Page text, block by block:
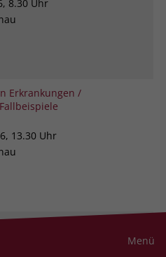
8.30 Uhr
Erkrankungen /
13.30 Uhr
Was uns stark macht
Menü